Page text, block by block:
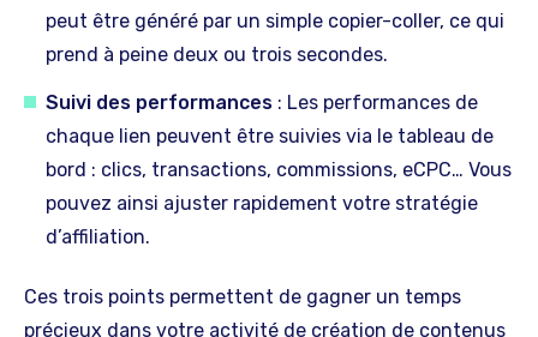
peut être généré par un simple copier-coller, ce qui
prend à peine deux ou trois secondes.
Suivi des performances : Les performances de
chaque lien peuvent être suivies via le tableau de
bord : clics, transactions, commissions, eCPC… Vous
pouvez ainsi ajuster rapidement votre stratégie
d’affiliation.
Ces trois points permettent de gagner un temps
précieux dans votre activité de création de contenus